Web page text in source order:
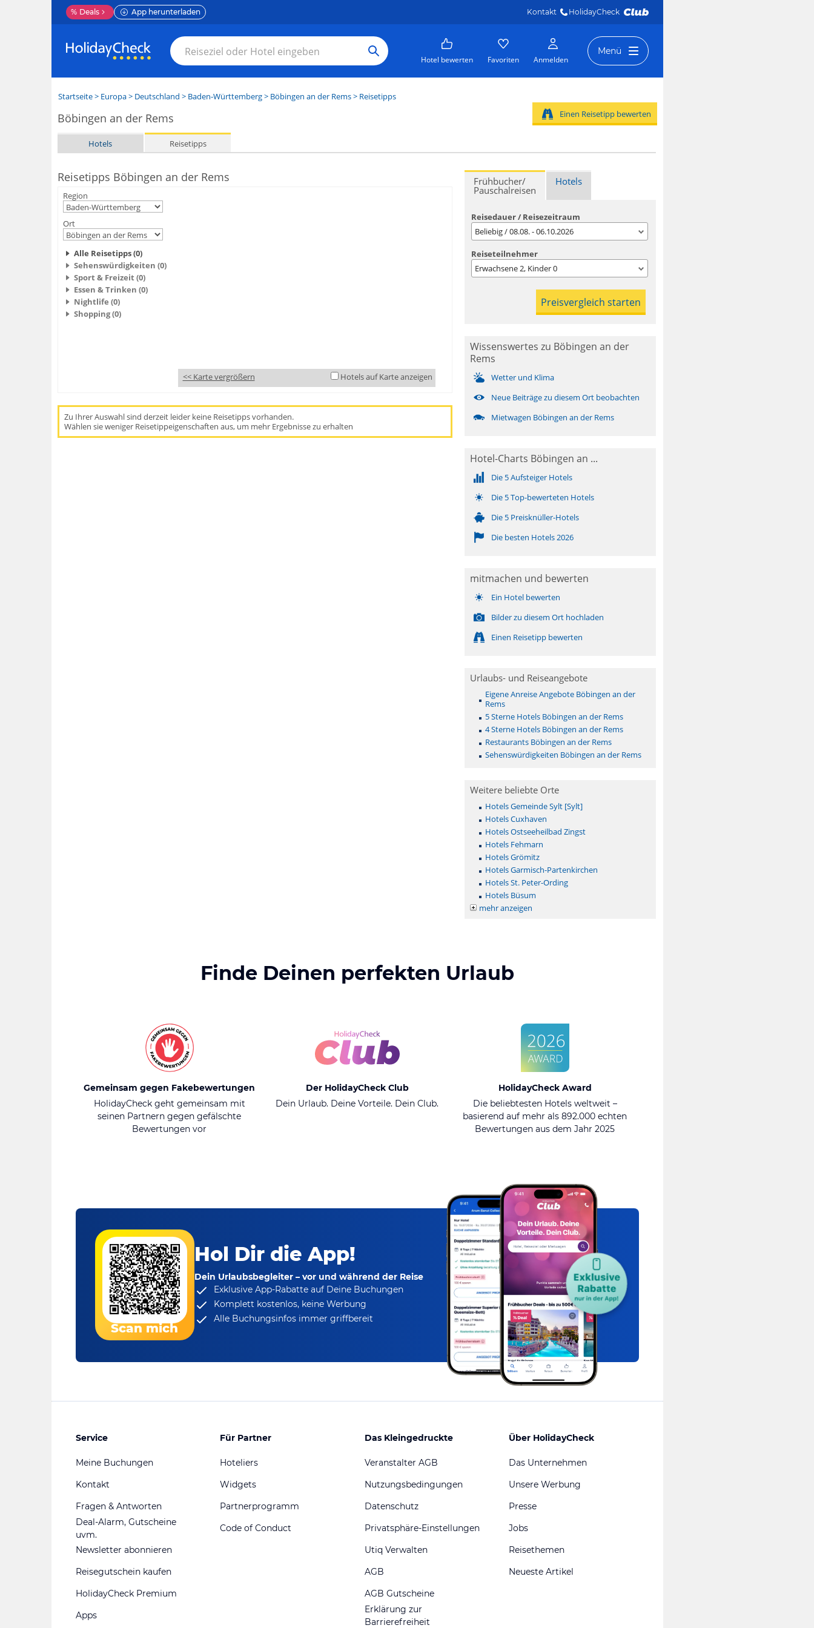
% Deals App herunterladen Kontakt HolidayCheck
Hotel bewerten Favoriten Anmelden
Menü
Startseite> Europa> Deutschland > Baden-Württemberg> Böbingen an der Rems> Reisetipps
Böbingen an der Rems
Hotels Reisetipps
Einen Reisetipp bewerten
Reisetipps Böbingen an der Rems
Region
Ort
Alle Reisetipps (0)
Sehenswürdigkeiten (0)
Sport & Freizeit (0)
Essen & Trinken (0)
Nightlife (0)
Shopping (0)
<< Karte vergrößern Hotels auf Karte anzeigen
Zu Ihrer Auswahl sind derzeit leider keine Reisetipps vorhanden.
Wählen sie weniger Reisetippeigenschaften aus, um mehr Ergebnisse zu erhalten
Frühbucher/
Pauschalreisen
Hotels
Reisedauer / Reisezeitraum
Beliebig / 08.08. - 06.10.2026
Reiseteilnehmer
Erwachsene2, Kinder0
Wissenswertes zu Böbingen an der
Rems
Wetter und Klima
Neue Beiträge zu diesem Ort beobachten
Mietwagen Böbingen an der Rems
Hotel-Charts Böbingen an ...
Die 5 Aufsteiger Hotels
Die 5 Top-bewerteten Hotels
Die 5 Preisknüller-Hotels
Die besten Hotels 2026
mitmachen und bewerten
Ein Hotel bewerten
Bilder zu diesem Ort hochladen
Einen Reisetipp bewerten
Urlaubs- und Reiseangebote
Eigene Anreise Angebote Böbingen an der
Rems
5 Sterne Hotels Böbingen an der Rems
4 Sterne Hotels Böbingen an der Rems
Restaurants Böbingen an der Rems
Sehenswürdigkeiten Böbingen an der Rems
Weitere beliebte Orte
Hotels Gemeinde Sylt [Sylt]
Hotels Cuxhaven
Hotels Ostseeheilbad Zingst
Hotels Fehmarn
Hotels Grömitz
Hotels Garmisch-Partenkirchen
Hotels St. Peter-Ording
Hotels Büsum
mehr anzeigen
Finde Deinen perfekten Urlaub
Gemeinsam gegen Fakebewertungen
HolidayCheck geht gemeinsam mit
seinen Partnern gegen gefälschte
Bewertungen vor
Der HolidayCheck Club
Dein Urlaub. Deine Vorteile. Dein Club.
HolidayCheck Award
Die beliebtesten Hotels weltweit –
basierend auf mehr als 892.000 echten
Bewertungen aus dem Jahr 2025
Scan mich
Hol Dir die App!
Dein Urlaubsbegleiter – vor und während der Reise
Exklusive App-Rabatteauf Deine Buchungen
Komplett kostenlos, keine Werbung
Alle Buchungsinfos immer griffbereit
Service
Meine Buchungen
Kontakt
Fragen & Antworten
Deal-Alarm, Gutscheine
uvm.
Newsletter abonnieren
Reisegutschein kaufen
HolidayCheck Premium
Apps
Für Partner
Hoteliers
Widgets
Partnerprogramm
Code of Conduct
Das Kleingedruckte
Veranstalter AGB
Nutzungsbedingungen
Datenschutz
Privatsphäre-Einstellungen
Utiq Verwalten
AGB
AGB Gutscheine
Erklärung zur
Barrierefreiheit
Über HolidayCheck
Das Unternehmen
Unsere Werbung
Presse
Jobs
Reisethemen
Neueste Artikel